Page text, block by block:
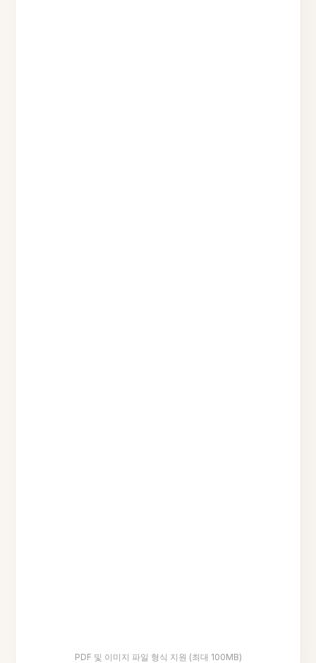
PDF 및 이미지 파일 형식 지원 (최대 100MB)